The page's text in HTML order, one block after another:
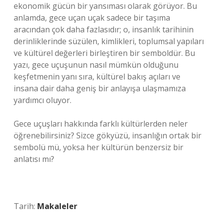
ekonomik gücün bir yansıması olarak görüyor. Bu
anlamda, gece uçan uçak sadece bir taşıma
aracından çok daha fazlasıdır; o, insanlık tarihinin
derinliklerinde süzülen, kimlikleri, toplumsal yapıları
ve kültürel değerleri birleştiren bir semboldür. Bu
yazı, gece uçuşunun nasıl mümkün olduğunu
keşfetmenin yanı sıra, kültürel bakış açıları ve
insana dair daha geniş bir anlayışa ulaşmamıza
yardımcı oluyor.
Gece uçuşları hakkında farklı kültürlerden neler
öğrenebilirsiniz? Sizce gökyüzü, insanlığın ortak bir
sembolü mü, yoksa her kültürün benzersiz bir
anlatısı mı?
Tarih: Makaleler